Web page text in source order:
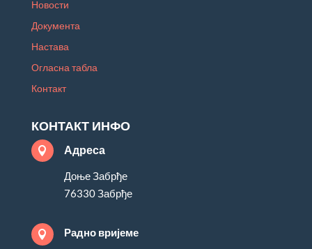
Новости
Документа
Настава
Огласна табла
Контакт
КОНТАКТ ИНФО
 Адреса
Доње Забрђе
76330 Забрђе
 Радно вријеме